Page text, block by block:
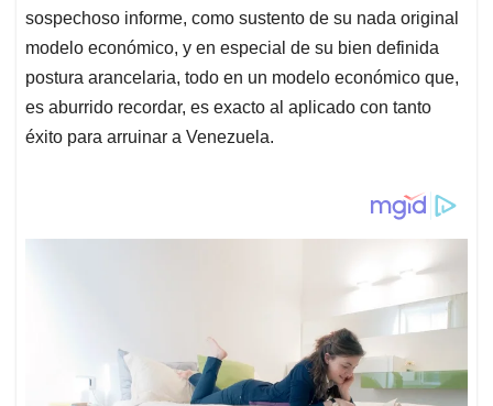
sospechoso informe, como sustento de su nada original
modelo económico, y en especial de su bien definida
postura arancelaria, todo en un modelo económico que,
es aburrido recordar, es exacto al aplicado con tanto
éxito para arruinar a Venezuela.